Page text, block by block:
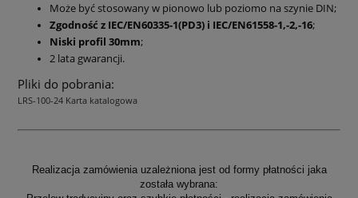
Może być stosowany w pionowo lub poziomo na szynie DIN;
Zgodność z IEC/EN60335-1(PD3) i IEC/EN61558-1,-2,-16;
Niski profil 30mm;
2 lata gwarancji.
Pliki do pobrania:
LRS-100-24 Karta katalogowa
Realizacja zamówienia uzależniona jest od formy płatności jaka
została wybrana: